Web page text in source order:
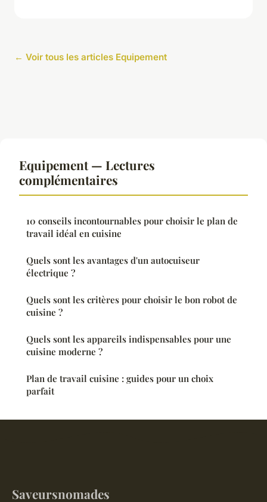
← Voir tous les articles Equipement
Equipement — Lectures
complémentaires
10 conseils incontournables pour choisir le plan de
travail idéal en cuisine
Quels sont les avantages d'un autocuiseur
électrique ?
Quels sont les critères pour choisir le bon robot de
cuisine ?
Quels sont les appareils indispensables pour une
cuisine moderne ?
Plan de travail cuisine : guides pour un choix
parfait
Saveursnomades